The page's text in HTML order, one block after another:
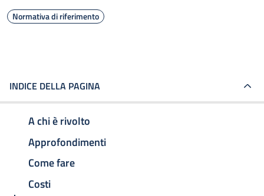
Normativa di riferimento
INDICE DELLA PAGINA
A chi è rivolto
Approfondimenti
Come fare
Costi